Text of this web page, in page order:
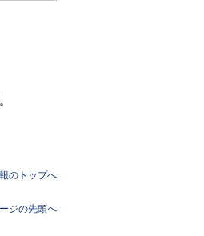
のトップへ
ジの先頭へ